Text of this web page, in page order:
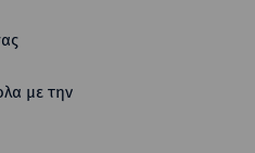
με την